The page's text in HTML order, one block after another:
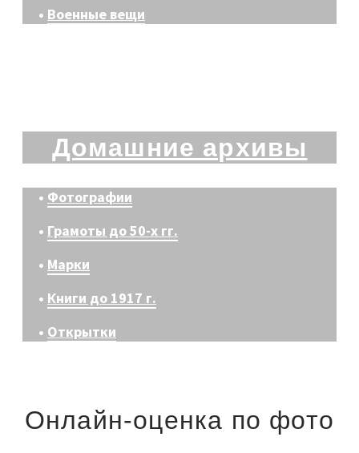
• Военные вещи
Домашние архивы
• Фотографии
• Грамоты до 50-х гг.
• Марки
• Книги до 1917 г.
• Открытки
Онлайн-оценка по фото